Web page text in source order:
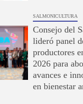
SALMONICULTURA
Consejo del
lideró panel
productores
2026 para
avances e
en bienestar